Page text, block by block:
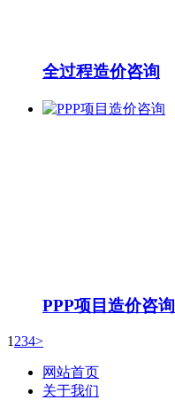
全过程造价咨询
PPP项目造价咨询
1 234>
网站首页
关于我们